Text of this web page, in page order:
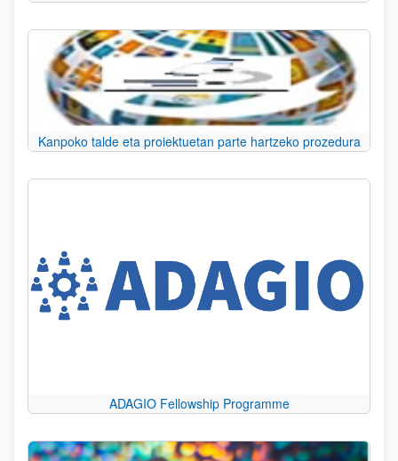
Kanpoko talde eta proiektuetan parte hartzeko prozedura
ADAGIO Fellowship Programme